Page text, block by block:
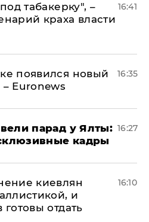
табакерку", –
краха власти
16:41
появился новый
Euronews
16:35
парад у Ялты:
кадры
16:27
киевлян
и
отдать
16:10